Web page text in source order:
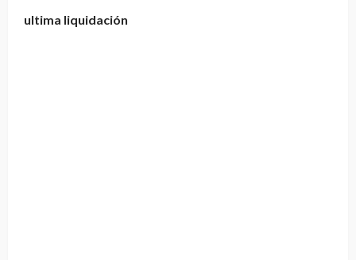
ultima liquidación